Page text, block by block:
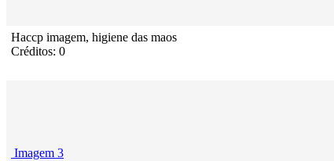
Haccp imagem, higiene das maos
Créditos: 0
Imagem 3